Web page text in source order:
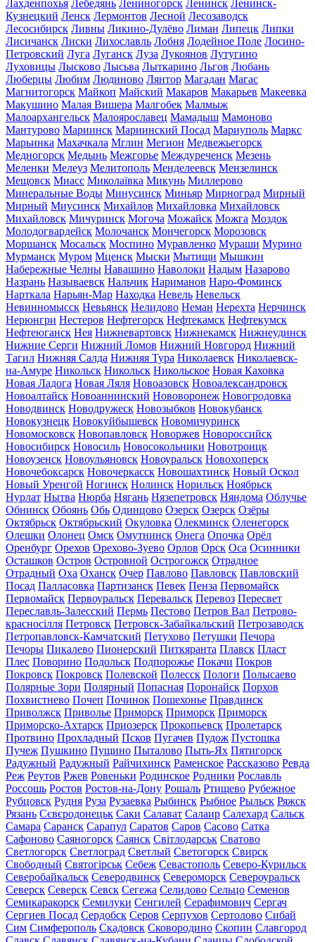
Лахденпохья Лебедянь Лениногорск Ленинск Ленинск-
Кузнецкий Ленск Лермонтов Лесной Лесозаводск
Лесосибирск Ливны Ликино-Дулёво Лиман Липецк Липки
Лисичанск Лиски Лихославль Лобня Лодейное Поле Лосино-
Петровский Луга Луганск Луза Лукоянов Лутугино
Луховицы Лысково Лысьва Лыткарино Льгов Любань
Люберцы Любим Людиново Лянтор Магадан Магас
Магнитогорск Майкоп Майский Макаров Макарьев Макеевка
Макушино Малая Вишера Малгобек Малмыж
Малоархангельск Малоярославец Мамадыш Мамоново
Мантурово Мариинск Мариинский Посад Мариуполь Маркс
Марьинка Махачкала Мглин Мегион Медвежьегорск
Медногорск Медынь Межгорье Междуреченск Мезень
Меленки Мелеуз Мелитополь Менделеевск Мензелинск
Мещовск Миасс Миколаївка Микунь Миллерово
Минеральные Воды Минусинск Миньяр Мирноград Мирный
Мирный Миусинск Михайлов Михайловка Михайловск
Михайловск Мичуринск Могоча Можайск Можга Моздок
Молодогвардейск Молочанск Мончегорск Морозовск
Моршанск Мосальск Моспино Муравленко Мураши Мурино
Мурманск Муром Мценск Мыски Мытищи Мышкин
Набережные Челны Навашино Наволоки Надым Назарово
Назрань Называевск Нальчик Нариманов Наро-Фоминск
Нарткала Нарьян-Мар Находка Невель Невельск
Невинномысск Невьянск Нелидово Неман Нерехта Нерчинск
Нерюнгри Нестеров Нефтегорск Нефтекамск Нефтекумск
Нефтеюганск Нея Нижневартовск Нижнекамск Нижнеудинск
Нижние Серги Нижний Ломов Нижний Новгород Нижний
Тагил Нижняя Салда Нижняя Тура Николаевск Николаевск-
на-Амуре Никольск Никольск Никольское Новая Каховка
Новая Ладога Новая Ляля Новоазовск Новоалександровск
Новоалтайск Новоаннинский Нововоронеж Новогродовка
Новодвинск Новодружеск Новозыбков Новокубанск
Новокузнецк Новокуйбышевск Новомичуринск
Новомосковск Новопавловск Новоржев Новороссийск
Новосибирск Новосиль Новосокольники Новотроицк
Новоузенск Новоульяновск Новоуральск Новохоперск
Новочебоксарск Новочеркасск Новошахтинск Новый Оскол
Новый Уренгой Ногинск Нолинск Норильск Ноябрьск
Нурлат Нытва Нюрба Нягань Нязепетровск Няндома Облучье
Обнинск Обоянь Обь Одинцово Озерск Озерск Озёры
Октябрьск Октябрьский Окуловка Олекминск Оленегорск
Олешки Олонец Омск Омутнинск Онега Опочка Орёл
Оренбург Орехов Орехово-Зуево Орлов Орск Оса Осинники
Осташков Остров Островной Острогожск Отрадное
Отрадный Оха Оханск Очер Павлово Павловск Павловский
Посад Палласовка Партизанск Певек Пенза Первомайск
Первомайск Первоуральск Перевальск Перевоз Пересвет
Переславль-Залесский Пермь Пестово Петров Вал Петрово-
красносілля Петровск Петровск-Забайкальский Петрозаводск
Петропавловск-Камчатский Петухово Петушки Печора
Печоры Пикалево Пионерский Питкяранта Плавск Пласт
Плес Поворино Подольск Подпорожье Покачи Покров
Покровск Покровск Полевской Полесск Пологи Полысаево
Полярные Зори Полярный Попасная Поронайск Порхов
Похвистнево Почеп Починок Пошехонье Правдинск
Приволжск Приволье Приморск Приморск Приморск
Приморско-Ахтарск Приозерск Прокопьевск Пролетарск
Протвино Прохладный Псков Пугачев Пудож Пустошка
Пучеж Пушкино Пущино Пыталово Пыть-Ях Пятигорск
Радужный Радужный Райчихинск Раменское Рассказово Ревда
Реж Реутов Ржев Ровеньки Родинское Родники Рославль
Россошь Ростов Ростов-на-Дону Рошаль Ртищево Рубежное
Рубцовск Рудня Руза Рузаевка Рыбинск Рыбное Рыльск Ряжск
Рязань Сєвєродонецьк Саки Салават Салаир Салехард Сальск
Самара Саранск Сарапул Саратов Саров Сасово Сатка
Сафоново Саяногорск Саянск Світлодарськ Сватово
Светлогорск Светлоград Светлый Светогорск Свирск
Свободный Святогірськ Себеж Севастополь Северо-Курильск
Северобайкальск Северодвинск Североморск Североуральск
Северск Северск Севск Сегежа Селидово Сельцо Семенов
Семикаракорск Семилуки Сенгилей Серафимович Сергач
Сергиев Посад Сердобск Серов Серпухов Сертолово Сибай
Сим Симферополь Скадовск Сковородино Скопин Славгород